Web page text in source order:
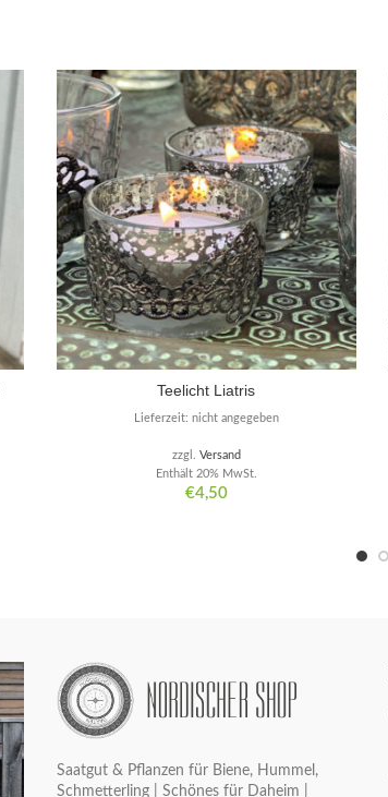
Teelicht Liatris
€4,50
Enthält 20% MwSt.
zzgl. Versand
Lieferzeit: nicht angegeben
Saatgut & Pflanzen für Biene, Hummel,
Schmetterling | Schönes für Daheim |